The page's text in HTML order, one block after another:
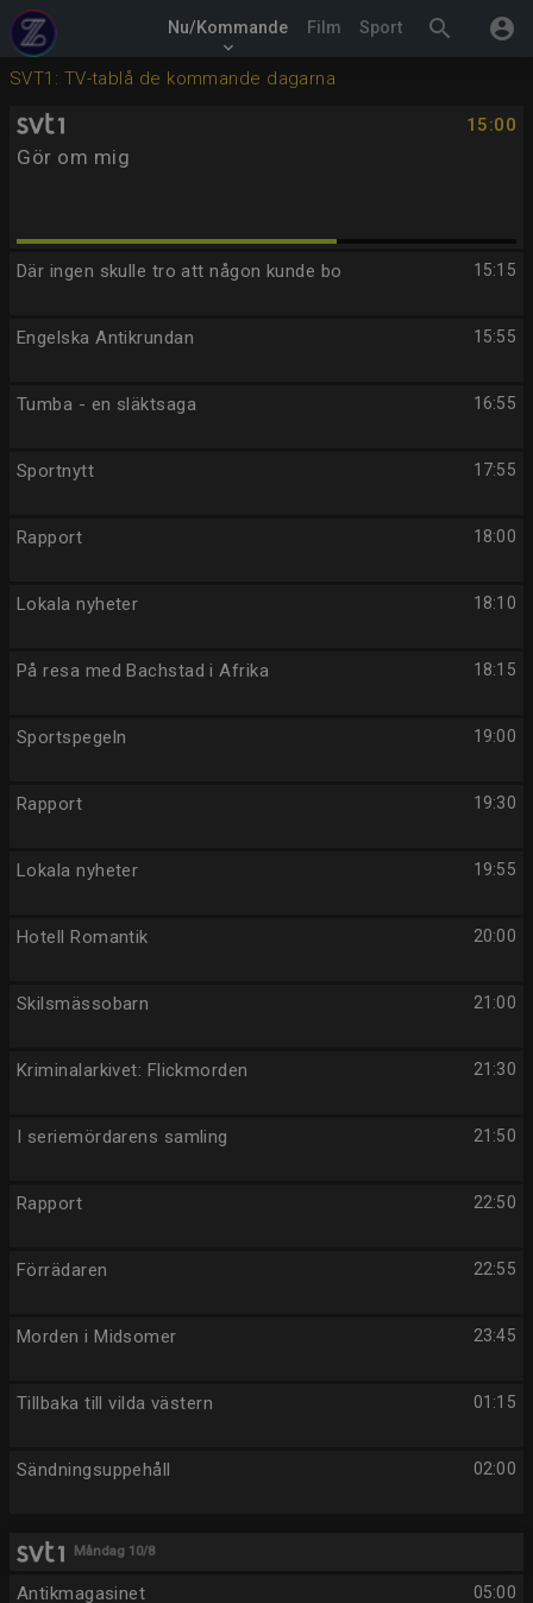
search account_circle
Nu/Kommande
keyboard_arrow_down
Film Sport
SVT1: TV-tablå de kommande dagarna
15:00
Gör om mig
15:15
Där ingen skulle tro att någon kunde bo
15:55
Engelska Antikrundan
16:55
Tumba - en släktsaga
17:55
Sportnytt
18:00
Rapport
18:10
Lokala nyheter
18:15
På resa med Bachstad i Afrika
19:00
Sportspegeln
19:30
Rapport
19:55
Lokala nyheter
20:00
Hotell Romantik
21:00
Skilsmässobarn
21:30
Kriminalarkivet: Flickmorden
21:50
I seriemördarens samling
22:50
Rapport
22:55
Förrädaren
23:45
Morden i Midsomer
01:15
Tillbaka till vilda västern
02:00
Sändningsuppehåll
Måndag 10/8
05:00
Antikmagasinet